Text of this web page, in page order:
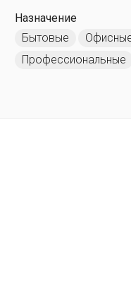
Назначение
Бытовые
Профессиональные